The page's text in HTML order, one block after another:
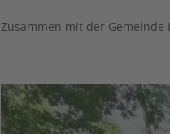
Zusammen mit der